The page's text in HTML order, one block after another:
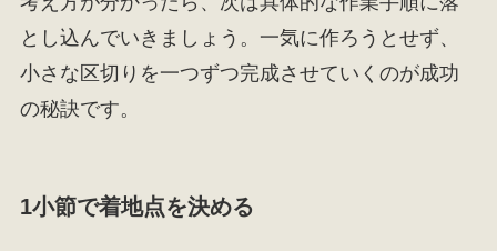
とし込んでいきましょう。一気に作ろうとせず、
小さな区切りを一つずつ完成させていくのが成功
の秘訣です。
1小節で着地点を決める